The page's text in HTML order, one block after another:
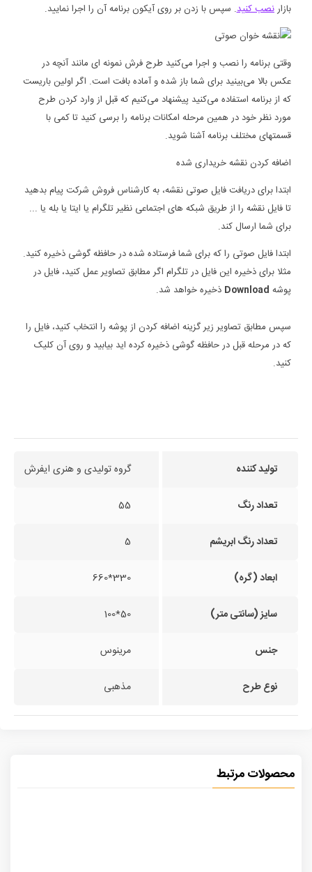
بازارنصب کنید. سپس با زدن بر روی آیکون برنامه آن را اجرا نمایید.
وقتی برنامه را نصب و اجرا می‌کنید طرح فرش نمونه ای مانند آنچه در
عکس بالا می‌بینید برای شما باز شده و آماده بافت است. اگر اولین باریست
که از برنامه استفاده می‌کنید پیشنهاد می‌کنیم که قبل از وارد کردن طرح
مورد نظر خود در همین مرحله امکانات برنامه را برسی کنید تا کمی با
قسمتهای مختلف برنامه آشنا شوید.
اضافه کردن نقشه خریداری شده
ابتدا برای دریافت فایل صوتی نقشه، به کارشناس فروش شرکت پیام بدهید
تا فایل نقشه را از طریق شبکه های اجتماعی نظیر تلگرام یا ایتا یا بله یا ...
برای شما ارسال کند.
ابتدا فایل صوتی را که برای شما فرستاده شده در حافظه گوشی ذخیره کنید.
مثلا برای ذخیره این فایل در تلگرام اگر مطابق تصاویر عمل کنید، فایل در
پوشه Download ذخیره خواهد شد.
سپس مطابق تصاویر زیر گزینه اضافه کردن از پوشه را انتخاب کنید، فایل را
که در مرحله قبل در حافظه گوشی ذخیره کرده اید بیابید و روی آن کلیک
کنید.
تولید کننده گروه تولیدی و هنری ایفرش
تعداد رنگ 55
تعداد رنگ ابریشم 5
ابعاد (گره) 330*660
سایز (سانتی متر) 50*100
جنس مرینوس
نوع طرح مذهبی
محصولات مرتبط